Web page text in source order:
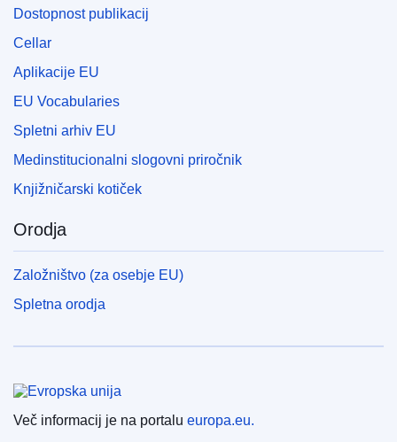
Dostopnost publikacij
Cellar
Aplikacije EU
EU Vocabularies
Spletni arhiv EU
Medinstitucionalni slogovni priročnik
Knjižničarski kotiček
Orodja
Založništvo (za osebje EU)
Spletna orodja
Evropska unija
Več informacij je na portalu europa.eu.